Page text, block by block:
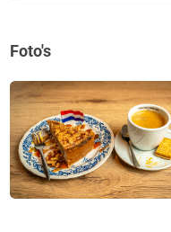
Foto's